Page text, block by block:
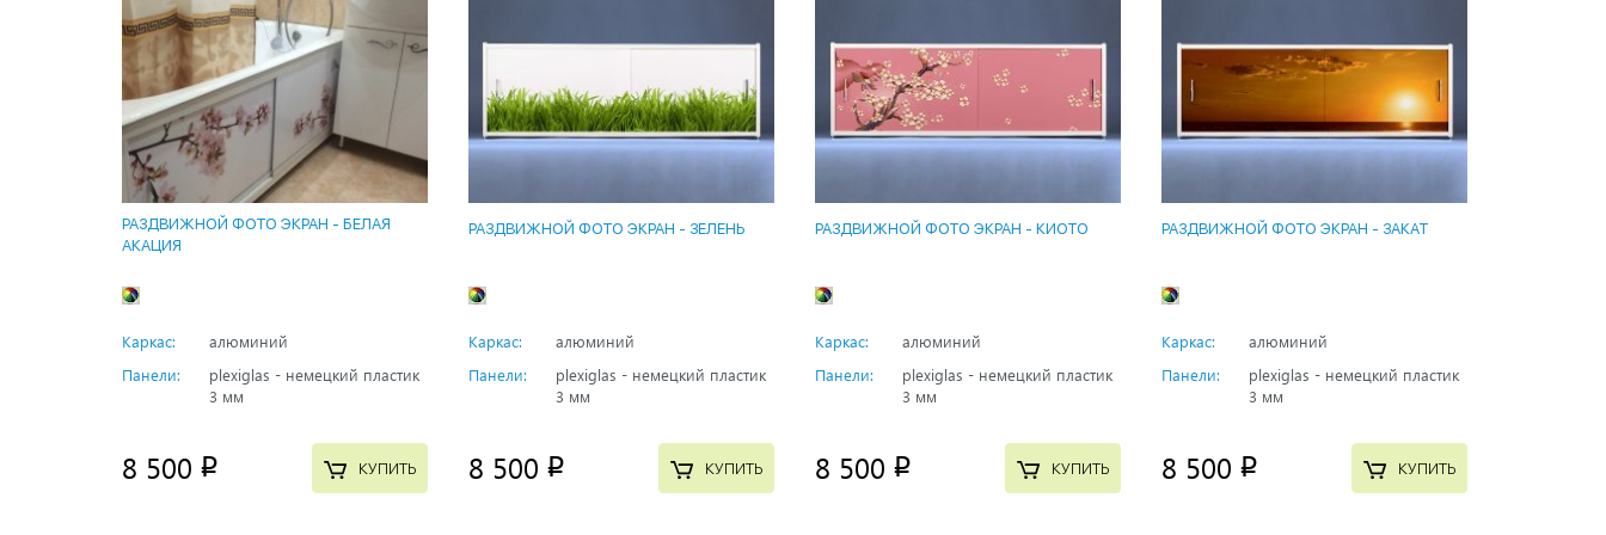
РАЗДВИЖНОЙ ФОТО ЭКРАН - БЕЛАЯ
АКАЦИЯ
Каркас:
алюминий
Панели:
plexiglas - немецкий пластик
3 мм
8 500 p КУПИТЬ
РАЗДВИЖНОЙ ФОТО ЭКРАН - ЗЕЛЕНЬ
Каркас:
алюминий
Панели:
plexiglas - немецкий пластик
3 мм
8 500 p КУПИТЬ
РАЗДВИЖНОЙ ФОТО ЭКРАН - КИОТО
Каркас:
алюминий
Панели:
plexiglas - немецкий пластик
3 мм
8 500 p КУПИТЬ
РАЗДВИЖНОЙ ФОТО ЭКРАН - ЗАКАТ
Каркас:
алюминий
Панели:
plexiglas - немецкий пластик
3 мм
8 500 p КУПИТЬ